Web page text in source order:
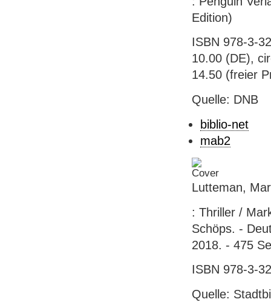
Edition)
ISBN 978-3-
10.00 (DE),
14.50 (freier
Quelle: DNB
biblio-net
mab2
Lutteman,
: Thriller /
Schöps. -
2018. - 475
ISBN 978-3-
Quelle: